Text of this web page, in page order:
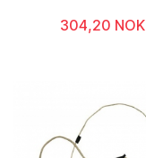
304,20 NOK